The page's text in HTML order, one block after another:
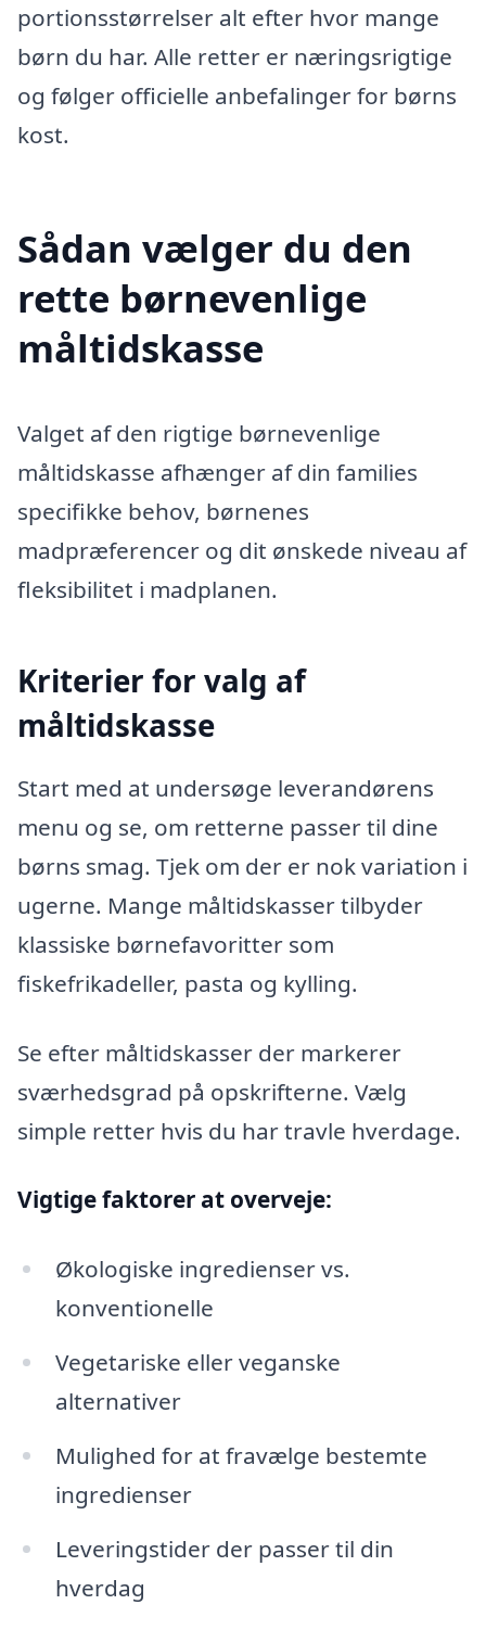
portionsstørrelser alt efter hvor mange
børn du har. Alle retter er næringsrigtige
og følger officielle anbefalinger for børns
kost.
Sådan vælger du den
rette børnevenlige
måltidskasse
Valget af den rigtige børnevenlige
måltidskasse afhænger af din families
specifikke behov, børnenes
madpræferencer og dit ønskede niveau af
fleksibilitet i madplanen.
Kriterier for valg af
måltidskasse
Start med at undersøge leverandørens
menu og se, om retterne passer til dine
børns smag. Tjek om der er nok variation i
ugerne. Mange måltidskasser tilbyder
klassiske børnefavoritter som
fiskefrikadeller, pasta og kylling.
Se efter måltidskasser der markerer
sværhedsgrad på opskrifterne. Vælg
simple retter hvis du har travle hverdage.
Vigtige faktorer at overveje:
Økologiske ingredienser vs.
konventionelle
Vegetariske eller veganske
alternativer
Mulighed for at fravælge bestemte
ingredienser
Leveringstider der passer til din
hverdag